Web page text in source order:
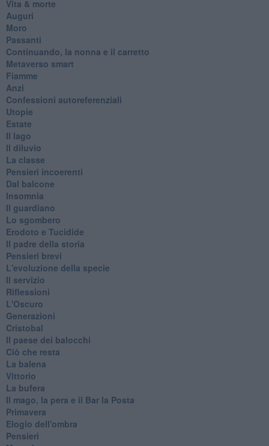
Vita & morte
Auguri
Moro
Passanti
Continuando, la nonna e il carretto
Metaverso smart
Fiamme
Anzi
Confessioni autoreferenziali
Utopie
Estate
Il lago
Il diluvio
La classe
Pensieri incoerenti
Dal balcone
Insomnia
Il guardiano
Lo sgombero
Erodoto e Tucidide
Il padre della storia
Pensieri brevi
L'evoluzione della specie
Il servizio
Riflessioni
L'Oscuro
Generazioni
Cristobal
Il paese dei balocchi
Ciò che resta
La balena
Vittorio
La bufera
Il mago, la pera e il Bar la Posta
Primavera
Elogio dell'ombra
Pensieri